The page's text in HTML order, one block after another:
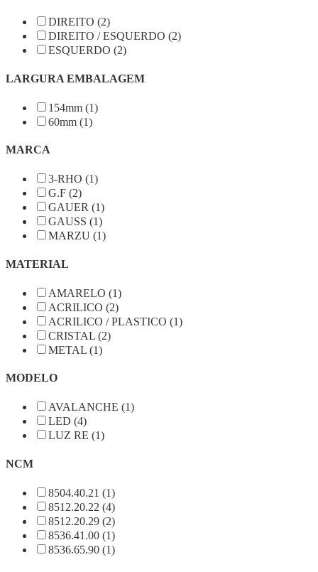
DIREITO (2)
DIREITO / ESQUERDO (2)
ESQUERDO (2)
LARGURA EMBALAGEM
154mm (1)
60mm (1)
MARCA
3-RHO (1)
G.F (2)
GAUER (1)
GAUSS (1)
MARZU (1)
MATERIAL
AMARELO (1)
ACRILICO (2)
ACRILICO / PLASTICO (1)
CRISTAL (2)
METAL (1)
MODELO
AVALANCHE (1)
LED (4)
LUZ RE (1)
NCM
8504.40.21 (1)
8512.20.22 (4)
8512.20.29 (2)
8536.41.00 (1)
8536.65.90 (1)